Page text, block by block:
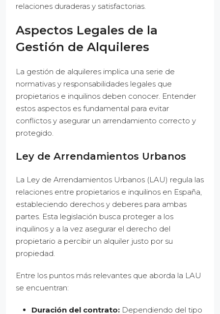
relaciones duraderas y satisfactorias.
Aspectos Legales de la
Gestión de Alquileres
La gestión de alquileres implica una serie de
normativas y responsabilidades legales que
propietarios e inquilinos deben conocer. Entender
estos aspectos es fundamental para evitar
conflictos y asegurar un arrendamiento correcto y
protegido.
Ley de Arrendamientos Urbanos
La Ley de Arrendamientos Urbanos (LAU) regula las
relaciones entre propietarios e inquilinos en España,
estableciendo derechos y deberes para ambas
partes. Esta legislación busca proteger a los
inquilinos y a la vez asegurar el derecho del
propietario a percibir un alquiler justo por su
propiedad.
Entre los puntos más relevantes que aborda la LAU
se encuentran:
Duración del contrato: Dependiendo del tipo